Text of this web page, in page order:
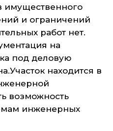
имущественного
и ограничений
работ нет.
на
под деловую
находится в
возможность
инженерных